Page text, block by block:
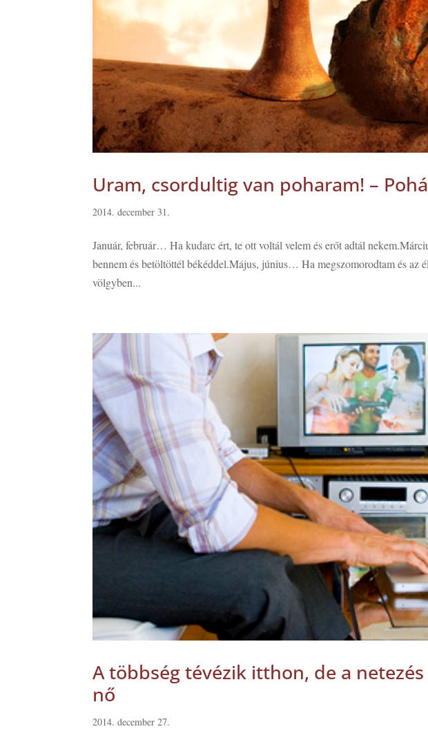
Uram, csordultig van poharam! –
2014. december 31.
Január, február… Ha kudarc ért, te ott voltál velem és erőt adtál
bennem és betöltöttél békéddel.Május, június… Ha megszomorodtam és az
völgyben...
A többség tévézik itthon, de a
nő
2014. december 27.